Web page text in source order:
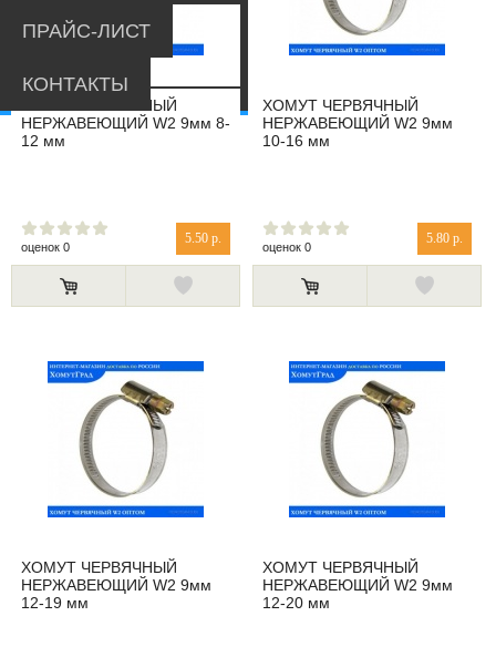
ПРАЙС-ЛИСТ
КОНТАКТЫ
ХОМУТ ЧЕРВЯЧНЫЙ
НЕРЖАВЕЮЩИЙ W2 9мм 8-
12 мм
5.50 р.
оценок 0
ХОМУТ ЧЕРВЯЧНЫЙ
НЕРЖАВЕЮЩИЙ W2 9мм
10-16 мм
5.80 р.
оценок 0
ХОМУТ ЧЕРВЯЧНЫЙ
НЕРЖАВЕЮЩИЙ W2 9мм
12-19 мм
ХОМУТ ЧЕРВЯЧНЫЙ
НЕРЖАВЕЮЩИЙ W2 9мм
12-20 мм